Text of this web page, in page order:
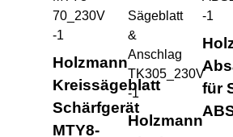
Holzmann
Kreissägeblatt
Schärfgerät
MTY8-
Holzmann
für